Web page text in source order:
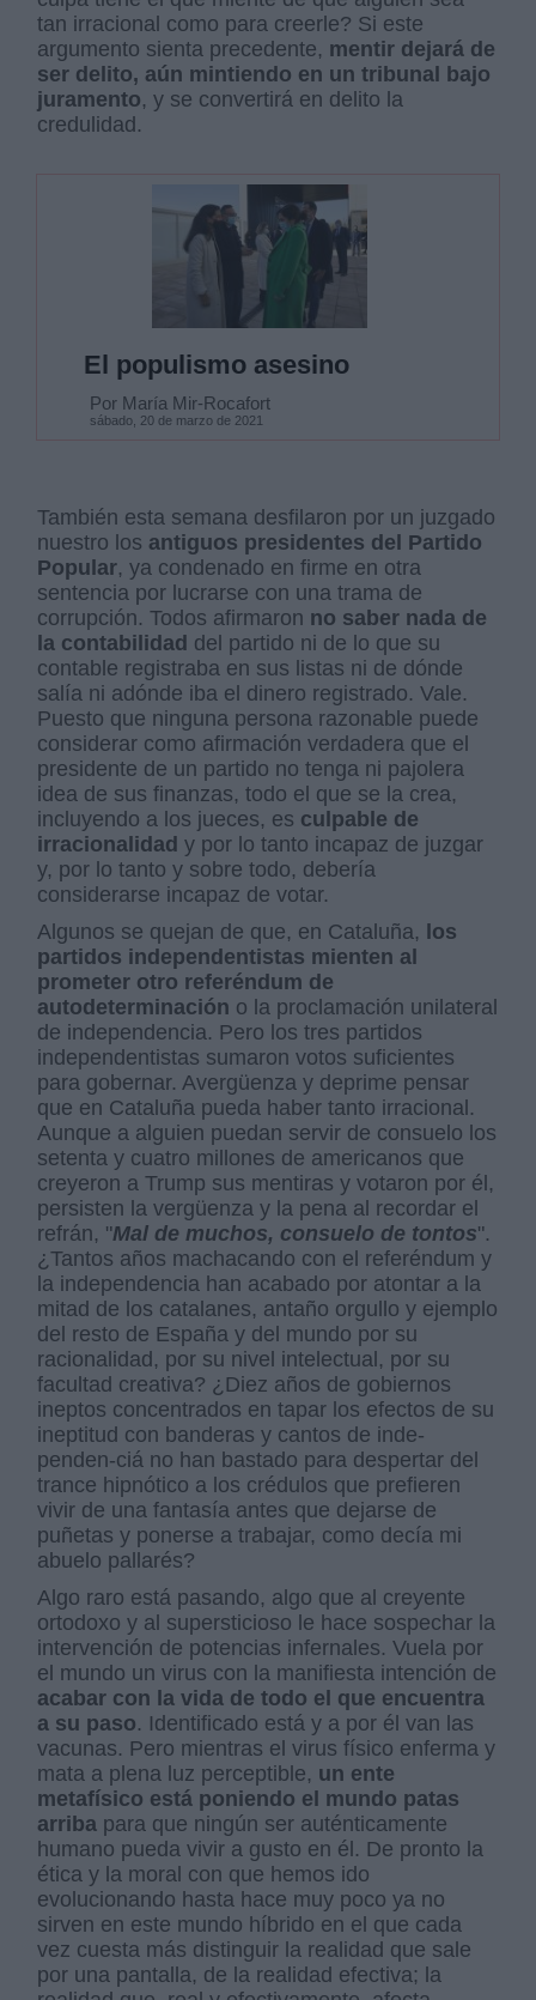
tan irracional como para creerle? Si este
argumento sienta precedente, mentir dejará de
ser delito, aún mintiendo en un tribunal bajo
juramento, y se convertirá en delito la
credulidad.
El populismo asesino
Por María Mir-Rocafort
sábado, 20 de marzo de 2021
También esta semana desfilaron por un juzgado
nuestro los antiguos presidentes del Partido
Popular, ya condenado en firme en otra
sentencia por lucrarse con una trama de
corrupción. Todos afirmaron no saber nada de
la contabilidad del partido ni de lo que su
contable registraba en sus listas ni de dónde
salía ni adónde iba el dinero registrado. Vale.
Puesto que ninguna persona razonable puede
considerar como afirmación verdadera que el
presidente de un partido no tenga ni pajolera
idea de sus finanzas, todo el que se la crea,
incluyendo a los jueces, es culpable de
irracionalidad y por lo tanto incapaz de juzgar
y, por lo tanto y sobre todo, debería
considerarse incapaz de votar.
Algunos se quejan de que, en Cataluña, los
partidos independentistas mienten al
prometer otro referéndum de
autodeterminación o la proclamación unilateral
de independencia. Pero los tres partidos
independentistas sumaron votos suficientes
para gobernar. Avergüenza y deprime pensar
que en Cataluña pueda haber tanto irracional.
Aunque a alguien puedan servir de consuelo los
setenta y cuatro millones de americanos que
creyeron a Trump sus mentiras y votaron por él,
persisten la vergüenza y la pena al recordar el
refrán, "Mal de muchos, consuelo de tontos".
¿Tantos años machacando con el referéndum y
la independencia han acabado por atontar a la
mitad de los catalanes, antaño orgullo y ejemplo
del resto de España y del mundo por su
racionalidad, por su nivel intelectual, por su
facultad creativa? ¿Diez años de gobiernos
ineptos concentrados en tapar los efectos de su
ineptitud con banderas y cantos de inde-
penden-ciá no han bastado para despertar del
trance hipnótico a los crédulos que prefieren
vivir de una fantasía antes que dejarse de
puñetas y ponerse a trabajar, como decía mi
abuelo pallarés?
Algo raro está pasando, algo que al creyente
ortodoxo y al supersticioso le hace sospechar la
intervención de potencias infernales. Vuela por
el mundo un virus con la manifiesta intención de
acabar con la vida de todo el que encuentra
a su paso. Identificado está y a por él van las
vacunas. Pero mientras el virus físico enferma y
mata a plena luz perceptible, un ente
metafísico está poniendo el mundo patas
arriba para que ningún ser auténticamente
humano pueda vivir a gusto en él. De pronto la
ética y la moral con que hemos ido
evolucionando hasta hace muy poco ya no
sirven en este mundo híbrido en el que cada
vez cuesta más distinguir la realidad que sale
por una pantalla, de la realidad efectiva; la